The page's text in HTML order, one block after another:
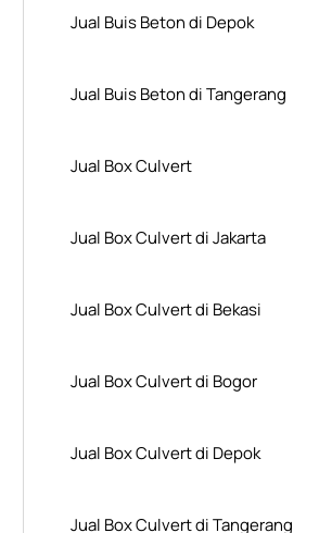
Jual Buis Beton di Depok
Jual Buis Beton di Tangerang
Jual Box Culvert
Jual Box Culvert di Jakarta
Jual Box Culvert di Bekasi
Jual Box Culvert di Bogor
Jual Box Culvert di Depok
Jual Box Culvert di Tangerang